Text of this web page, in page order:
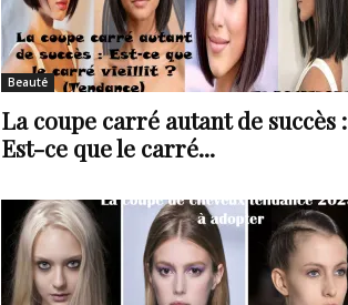
de
Numéro
Beauté
La coupe carré autant de succès :
Est-ce que le carré...